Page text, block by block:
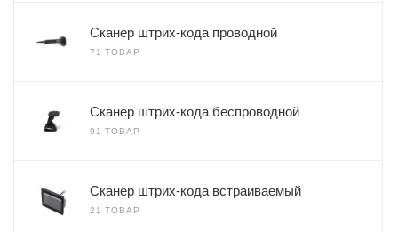
Сканер штрих-кода проводной
71 ТОВАР
Сканер штрих-кода беспроводной
91 ТОВАР
Сканер штрих-кода встраиваемый
21 ТОВАР